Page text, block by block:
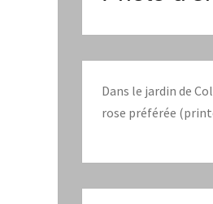
Dans le jardin de
rose préférée